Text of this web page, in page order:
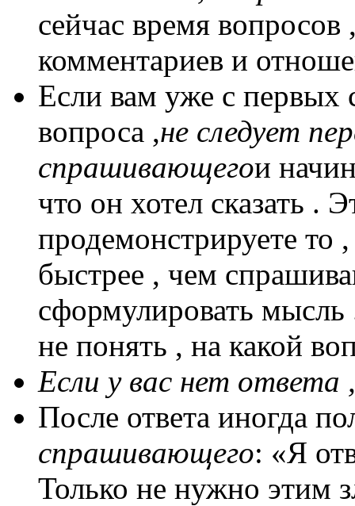
сейчас время вопросов
комментариев и
Если вам уже с первых
вопроса ,не следует
спрашивающегои
что он хотел сказать .
продемонстрируете то
быстрее , чем
сформулировать
не понять , на какой
Если у вас нет ответа
После ответа иногда
спрашивающего: «Я
Только не нужно этим